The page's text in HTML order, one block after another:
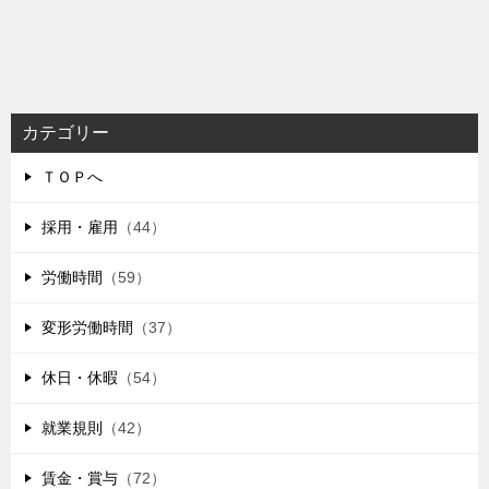
カテゴリー
ＴＯＰへ
採用・雇用 （44）
労働時間 （59）
変形労働時間 （37）
休日・休暇 （54）
就業規則 （42）
賃金・賞与 （72）